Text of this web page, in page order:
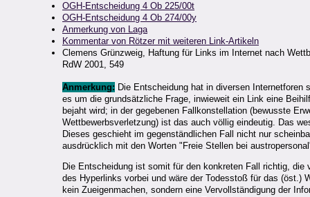
OGH-Entscheidung 4 Ob 225/00t
OGH-Entscheidung 4 Ob 274/00y
Anmerkung von Laga
Kommentar von Rötzer mit weiteren Link-Artikeln
Clemens Grünzweig, Haftung für Links im Internet nach
RdW 2001, 549
Anmerkung: Die Entscheidung hat in diversen Internetforen
es um die grundsätzliche Frage, inwieweit ein Link eine
bejaht wird; in der gegebenen Fallkonstellation (bewusste
Wettbewerbsverletzung) ist das auch völlig eindeutig. Das
Dieses geschieht im gegenständlichen Fall nicht nur
ausdrücklich mit den Worten "Freie Stellen bei
Die Entscheidung ist somit für den konkreten Fall richtig,
des Hyperlinks vorbei und wäre der Todesstoß für das (öst.)
kein Zueigenmachen, sondern eine Vervollständigung der